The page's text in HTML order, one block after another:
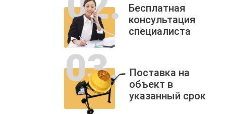
Бесплатная
консультация
специалиста
Поставка на
объект в
указанный срок